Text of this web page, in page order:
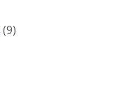
(9)